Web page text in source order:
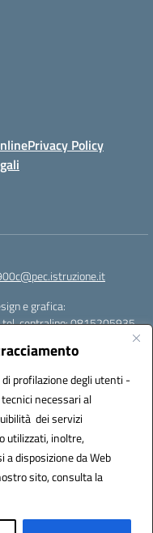
profilazione degli utenti -
necessari al
dei servizi
utilizzati, inoltre,
disposizione da Web
sito, consulta la
Privacy Policy
e grafica:
tel. centralino: 0815205935
0818850905
|
ufficio: UFOYYV |
S.r.l.
Italia